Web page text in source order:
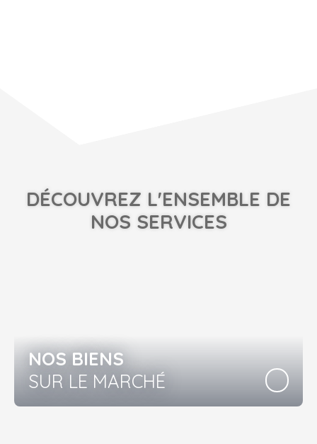
DÉCOUVREZ L'ENSEMBLE DE
NOS SERVICES
NOS BIENS
SUR LE MARCHÉ